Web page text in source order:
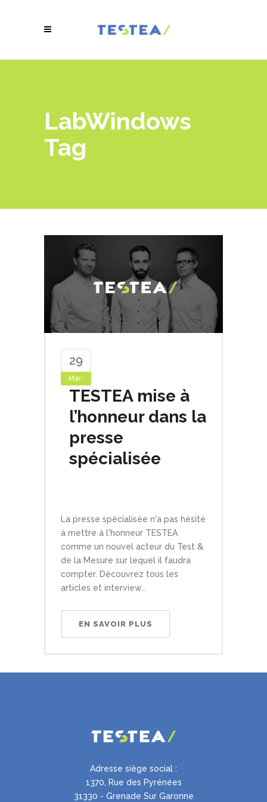
LabWindows
Tag
29
Mar
TESTEA mise à
l’honneur dans la
presse
spécialisée
La presse spécialisée n'a pas hésité
à mettre à l'honneur TESTEA
comme un nouvel acteur du Test &
de la Mesure sur lequel il faudra
compter. Découvrez tous les
articles et interview...
EN SAVOIR PLUS
Adresse siège social :
1370, Rue des Pyrénées
31330 - Grenade Sur Garonne